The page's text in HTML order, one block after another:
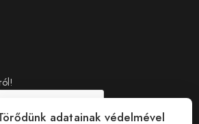
adatainak védelmével